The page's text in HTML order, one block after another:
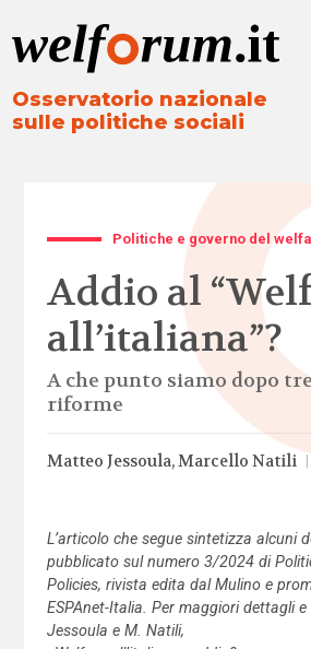
Osservatorio nazionale
sulle politiche sociali
Politiche e governo del
Addio al
all’italiana”?
A che punto siamo dopo
riforme
Matteo Jessoula Marcello Natili
L’articolo che segue sintetizza alcuni
pubblicato sul numero 3/2024 di
Policies, rivista edita dal Mulino e
ESPAnet-Italia. Per maggiori dettagli e
Jessoula e M. Natili,